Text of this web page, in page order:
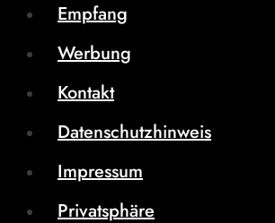
Empfang
Werbung
Kontakt
Datenschutzhinweis
Impressum
Privatsphäre